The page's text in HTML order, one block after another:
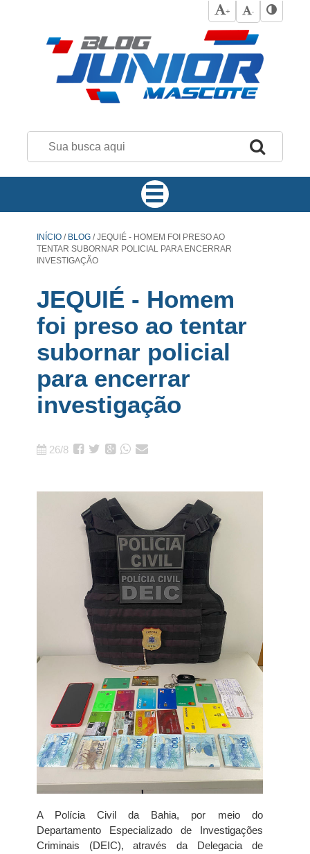
+ -
INÍCIO / BLOG /JEQUIÉ - HOMEM FOI PRESO AO
TENTAR SUBORNAR POLICIAL PARA ENCERRAR
INVESTIGAÇÃO
JEQUIÉ - Homem
foi preso ao tentar
subornar policial
para encerrar
investigação
26/8
A Polícia Civil da Bahia, por meio do
Departamento Especializado de Investigações
Criminais (DEIC), através da Delegacia de